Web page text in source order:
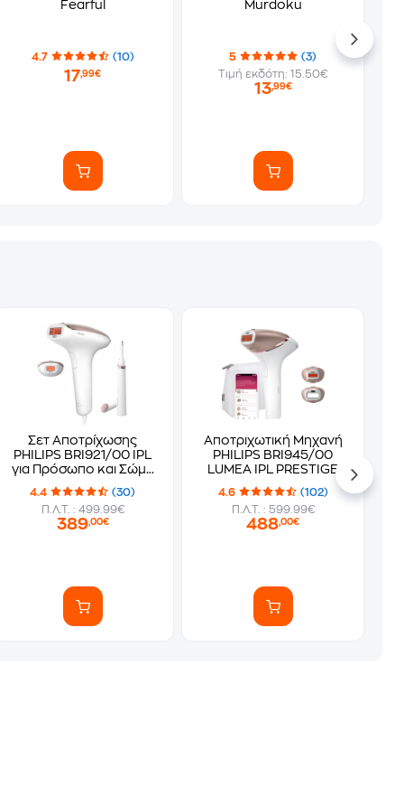
Fearful
4.7 (10)
17,99€
Murdoku
5
(3)
Τιμή εκδότη: 15.50€
13,99€
Σετ Αποτρίχωσης
PHILIPS BRI921/00 IPL
για Πρόσωπο και Σώμα
Λευκό
4.4
(30)
Π.Λ.Τ. : 499.99€
389,00€
Αποτριχωτική Μηχανή
PHILIPS BRI945/00
LUMEA IPL PRESTIGE
Ροζ
4.6
(102)
Π.Λ.Τ. : 599.99€
488,00€